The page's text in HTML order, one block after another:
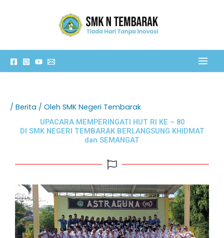
/ Berita / Oleh SMK Negeri Tembarak
UPACARA MEMPERINGATI HUT RI KE – 80
DI SMK NEGERI TEMBARAK BERLANGSUNG KHIDMAT
dan SEMANGAT
i